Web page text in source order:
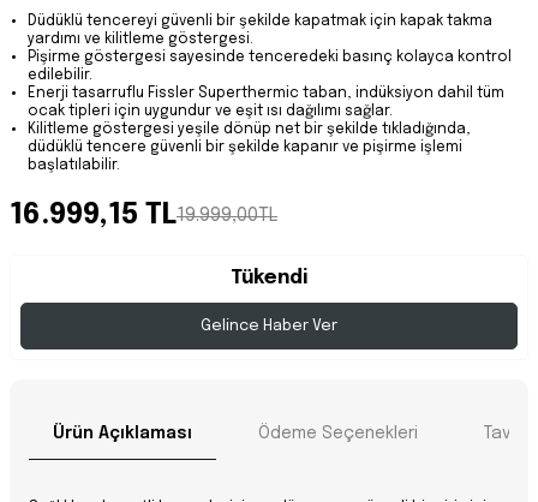
Düdüklü tencereyi güvenli bir şekilde kapatmak için kapak takma
yardımı ve kilitleme göstergesi.
Pişirme göstergesi sayesinde tenceredeki basınç kolayca kontrol
edilebilir.
Enerji tasarruflu Fissler Superthermic taban, indüksiyon dahil tüm
ocak tipleri için uygundur ve eşit ısı dağılımı sağlar.
Kilitleme göstergesi yeşile dönüp net bir şekilde tıkladığında,
düdüklü tencere güvenli bir şekilde kapanır ve pişirme işlemi
başlatılabilir.
16.999,15 TL19.999,00TL
Tükendi
Gelince Haber Ver
Ürün Açıklaması Ödeme Seçenekleri